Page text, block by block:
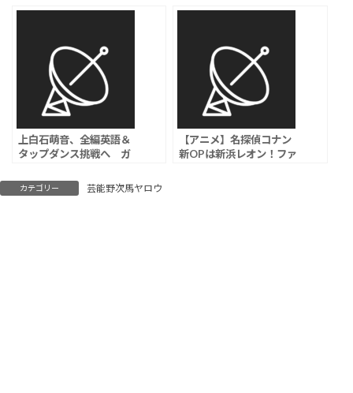
上白石萌音、全編英語＆
タップダンス挑戦へ ガ
【アニメ】名探偵コナン
新OPは新浜レオン！ファ
カテゴリー 芸能野次馬ヤロウ